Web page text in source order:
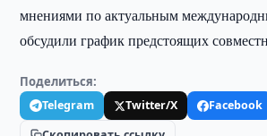
мнениями по актуальным
обсудили график предстоящих
Поделиться:
Telegram Twitter/X
Facebook